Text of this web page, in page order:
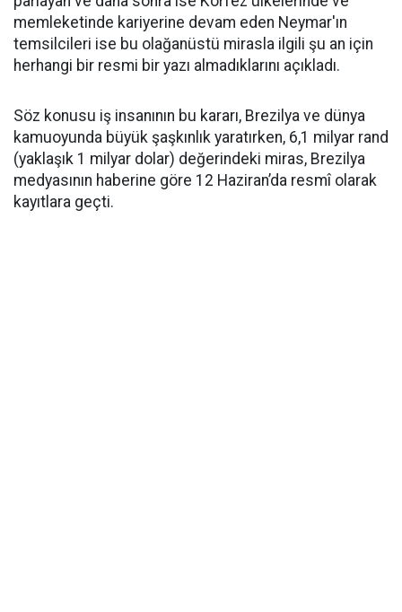
memleketinde kariyerine devam eden Neymar'ın
temsilcileri ise bu olağanüstü mirasla ilgili şu an için
herhangi bir resmi bir yazı almadıklarını açıkladı.
Söz konusu iş insanının bu kararı, Brezilya ve dünya
kamuoyunda büyük şaşkınlık yaratırken, 6,1 milyar rand
(yaklaşık 1 milyar dolar) değerindeki miras, Brezilya
medyasının haberine göre 12 Haziran’da resmî olarak
kayıtlara geçti.